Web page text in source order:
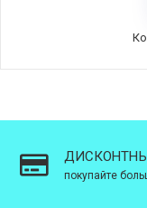
Costa Nova,
покупайте